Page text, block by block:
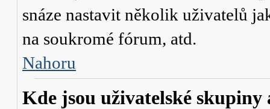
snáze nastavit několik uživatelů
na soukromé fórum, atd.
Nahoru
Kde jsou uživatelské